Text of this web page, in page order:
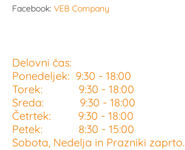
Facebook: VEB Company
Delovni čas:
Ponedeljek: 9:30 - 18:00
Torek: 9:30 - 18:00
Sreda: 9:30 - 18:00
Četrtek: 9:30 - 18:00
Petek: 8:30 - 15:00
Sobota, Nedelja in Prazniki zaprto.